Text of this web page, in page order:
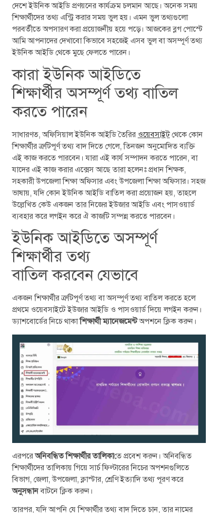
দেশে ইউনিক আইডি প্রণয়নের কার্যক্রম চলমান আছে। অনেক সময়
শিক্ষার্থীদের তথ্য এন্ট্রি করার সময় ভুল হয়। এমন ভুল তথ্যগুলো
পরবর্তীতে অপসারণ করা প্রয়োজনীয় হয়ে পড়ে। আজকের ব্লগ পোস্টে
আমি আপনাদের দেখাবো কিভাবে সহজেই এসব ভুল বা অসম্পূর্ণ তথ্য
ইউনিক আইডি থেকে মুছে ফেলতে পারেন।
কারা ইউনিক আইডিতে
শিক্ষার্থীর অসম্পূর্ণ তথ্য বাতিল
করতে পারেন
সাধারণত, অফিসিয়াল ইউনিক আইডি তৈরির ওয়েবসাইটথেকে কোন
শিক্ষার্থীর ত্রুটিপূর্ণ তথ্য বাদ দিতে গেলে, তিনজন অনুমোদিত ব্যক্তি
এই কাজ করতে পারবেন। যারা এই কার্য সম্পাদন করতে পারেন, বা
যাদের এই কাজ করার এক্সেস আছে তারা হলেনঃ প্রধান শিক্ষক,
সহকারী উপজেলা শিক্ষা অফিসার এবং উপজেলা শিক্ষা অফিসার। সহজ
ভাষায়, যদি কোন ইউনিক আইডি বাতিল করা প্রয়োজন হয়, তাহলে
উল্লেখিত কেউ একজন তার নিজের ইউজার আইডি এবং পাসওয়ার্ড
ব্যবহার করে লগইন করে ঐ কাজটি সম্পন্ন করতে পারবেন।
ইউনিক আইডিতে অসম্পূর্ণ
শিক্ষার্থীর তথ্য
বাতিল করবেন যেভাবে
একজন শিক্ষার্থীর ত্রুটিপূর্ণ তথ্য বা অসম্পূর্ণ তথ্য বাতিল করতে হলে
প্রথমে ওয়েবসাইটে ইউজার আইডি ও পাসওয়ার্ড দিয়ে লগইন করুন।
ড্যাশবোর্ডের নিচে থাকাশিক্ষার্থী ম্যানেজমেন্টঅপশনে ক্লিক করুন।
এরপরেঅনিবন্ধিত শিক্ষার্থীর তালিকাতে প্রবেশ করুন। অনিবন্ধিত
শিক্ষার্থীদের তালিকায় গিয়ে সার্চ ফিল্টারের নিচের অপশনগুলিতে
বিভাগ, জেলা, উপজেলা, ক্লাস্টার, শ্রেণি ইত্যাদি তথ্য পূরণ করে
অনুসন্ধানবাটনে ক্লিক করুন।
তারপর, যদি আপনি যে শিক্ষার্থীর তথ্য বাদ দিতে চান, তার নামের